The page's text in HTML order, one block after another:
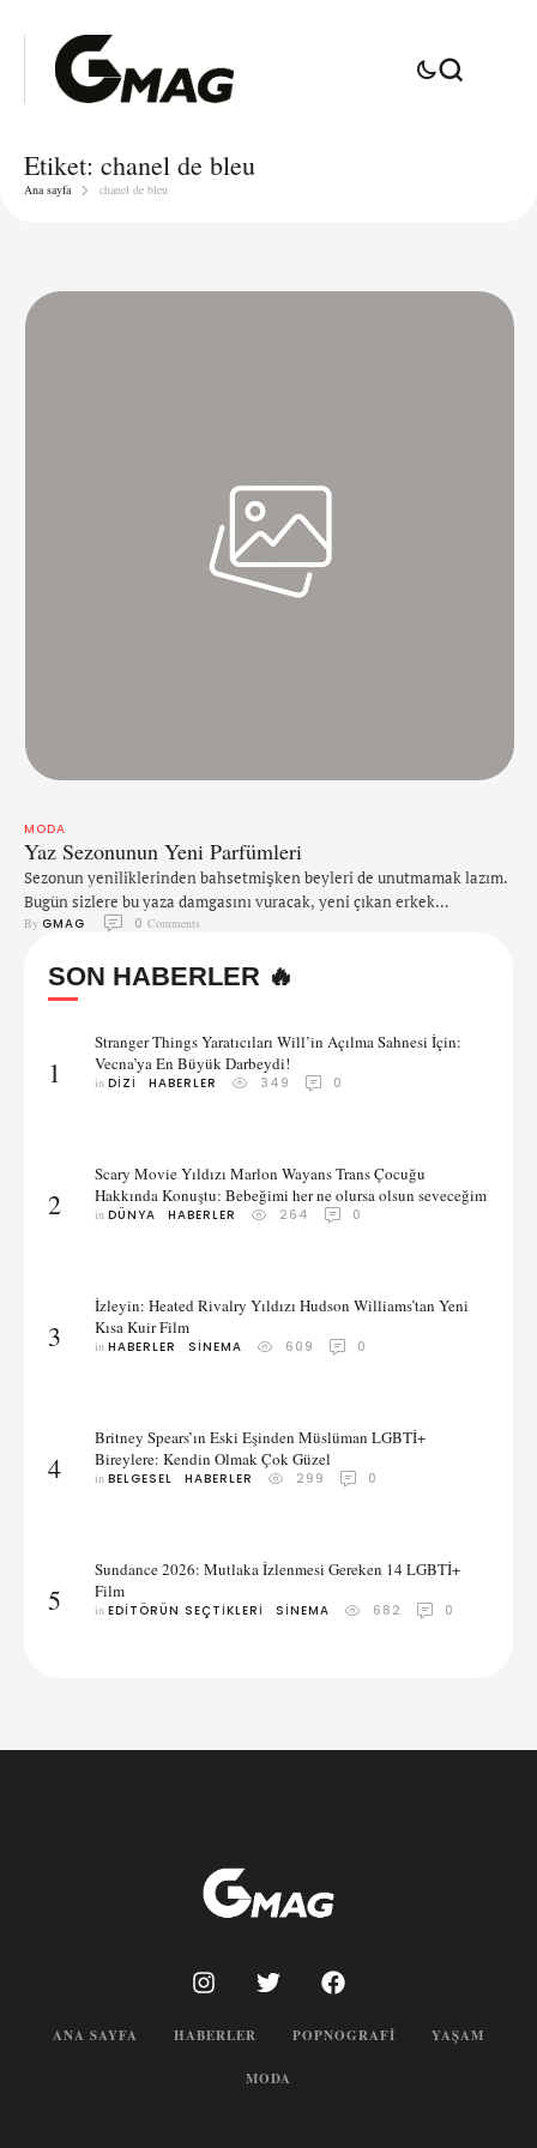
Etiket: chanel de bleu
Ana sayfa chanel de bleu
MODA
Yaz Sezonunun Yeni Parfümleri
Sezonun yeniliklerinden bahsetmişken beyleri de unutmamak lazım.
Bugün sizlere bu yaza damgasını vuracak, yeni çıkan erkek
parfümlerinden bahsetmek istiyoruz. Gelin keşfetmek için galeriye
By GMAG 0 Comments
SON HABERLER 🔥
1
Stranger Things Yaratıcıları Will’in Açılma Sahnesi İçin:
Vecna’ya En Büyük Darbeydi!
in DIZI HABERLER 349 0
2
Scary Movie Yıldızı Marlon Wayans Trans Çocuğu
Hakkında Konuştu: Bebeğimi her ne olursa olsun seveceğim
in DÜNYA HABERLER 264 0
3
İzleyin: Heated Rivalry Yıldızı Hudson Williams’tan Yeni
Kısa Kuir Film
in HABERLER SINEMA 609 0
4
Britney Spears’ın Eski Eşinden Müslüman LGBTİ+
Bireylere: Kendin Olmak Çok Güzel
in BELGESEL HABERLER 299 0
5
Sundance 2026: Mutlaka İzlenmesi Gereken 14 LGBTİ+
Film
in EDITÖRÜN SEÇTIKLERI SINEMA 682 0
ANA SAYFA HABERLER POPNOGRAFI YAŞAM
MODA